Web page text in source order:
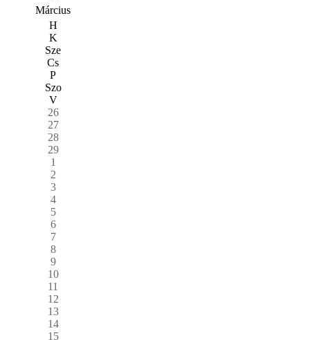
Március
H
K
Sze
Cs
P
Szo
V
26
27
28
29
1
2
3
4
5
6
7
8
9
10
11
12
13
14
15